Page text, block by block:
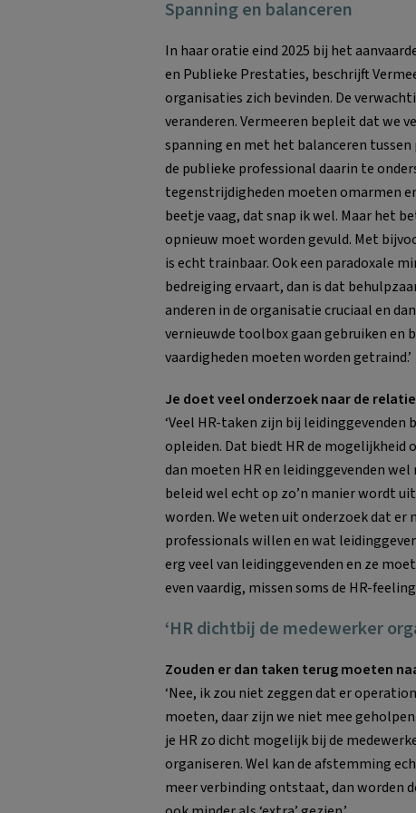
Spanning en balanceren
In haar oratie eind 2025 bij het
en Publieke Prestaties, beschrijft
organisaties zich bevinden. De
veranderen. Vermeeren bepleit dat we
spanning en met het balanceren
de publieke professional daarin te
tegenstrijdigheden moeten omarmen
beetje vaag, dat snap ik wel. Maar het
opnieuw moet worden gevuld. Met
is echt trainbaar. Ook een paradoxale
bedreiging ervaart, dan is dat
anderen in de organisatie cruciaal en
vernieuwde toolbox gaan gebruiken en
vaardigheden moeten worden getraind.’
Je doet veel onderzoek naar de
‘Veel HR-taken zijn bij
opleiden. Dat biedt HR de mogelijkheid
dan moeten HR en leidinggevenden
beleid wel echt op zo’n manier wordt
worden. We weten uit onderzoek dat er
professionals willen en wat
erg veel van leidinggevenden en ze
even vaardig, missen soms de HR-
‘HR dichtbij de medewerker
Zouden er dan taken terug moeten
‘Nee, ik zou niet zeggen dat er
moeten, daar zijn we niet mee
je HR zo dicht mogelijk bij de
organiseren. Wel kan de afstemming
meer verbinding ontstaat, dan worden